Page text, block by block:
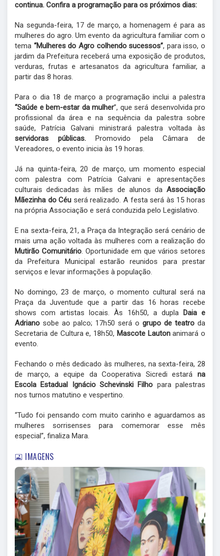
continua. Confira a programação para os próximos dias:
Na segunda-feira, 17 de março, a homenagem é para as
mulheres do agro. Um evento da agricultura familiar com o
tema “Mulheres do Agro colhendo sucessos”, para isso, o
jardim da Prefeitura receberá uma exposição de produtos,
verduras, frutas e artesanatos da agricultura familiar, a
partir das 8 horas.
Para o dia 18 de março a programação inclui a palestra
“Saúde e bem-estar da mulher”, que será desenvolvida pro
profissional da área e na sequência da palestra sobre
saúde, Patrícia Galvani ministrará palestra voltada às
servidoras públicas. Promovido pela Câmara de
Vereadores, o evento inicia às 19 horas.
Já na quinta-feira, 20 de março, um momento especial
com palestra com Patrícia Galvani e apresentações
culturais dedicadas às mães de alunos da Associação
Mãezinha do Céu será realizado. A festa será às 15 horas
na própria Associação e será conduzida pelo Legislativo.
E na sexta-feira, 21, a Praça da Integração será cenário de
mais uma ação voltada às mulheres com a realização do
Mutirão Comunitário. Oportunidade em que vários setores
da Prefeitura Municipal estarão reunidos para prestar
serviços e levar informações à população.
No domingo, 23 de março, o momento cultural será na
Praça da Juventude que a partir das 16 horas recebe
shows com artistas locais. Às 16h50, a dupla
Daia e
Adriano sobe ao palco; 17h50 será o grupo de teatro da
Secretaria de Cultura e, 18h50, Mascote Lautonanimará o
evento.
Fechando o mês dedicado às mulheres, na sexta-feira, 28
de março, a equipe da Cooperativa Sicredi estará na
Escola Estadual Ignácio Schevinski Filho para palestras
nos turnos matutino e vespertino.
“Tudo foi pensando com muito carinho e aguardamos as
mulheres sorrisenses para comemorar esse mês
especial”, finaliza Mara.
IMAGENS